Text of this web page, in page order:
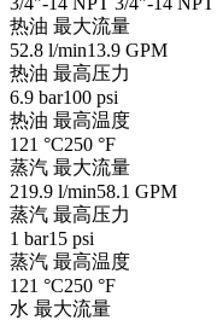
热油 最大流量
52.8 l/min13.9 GPM
热油 最高压力
6.9 bar100 psi
热油 最高温度
121 °C250 °F
蒸汽 最大流量
219.9 l/min58.1 GPM
蒸汽 最高压力
1 bar15 psi
蒸汽 最高温度
121 °C250 °F
水 最大流量